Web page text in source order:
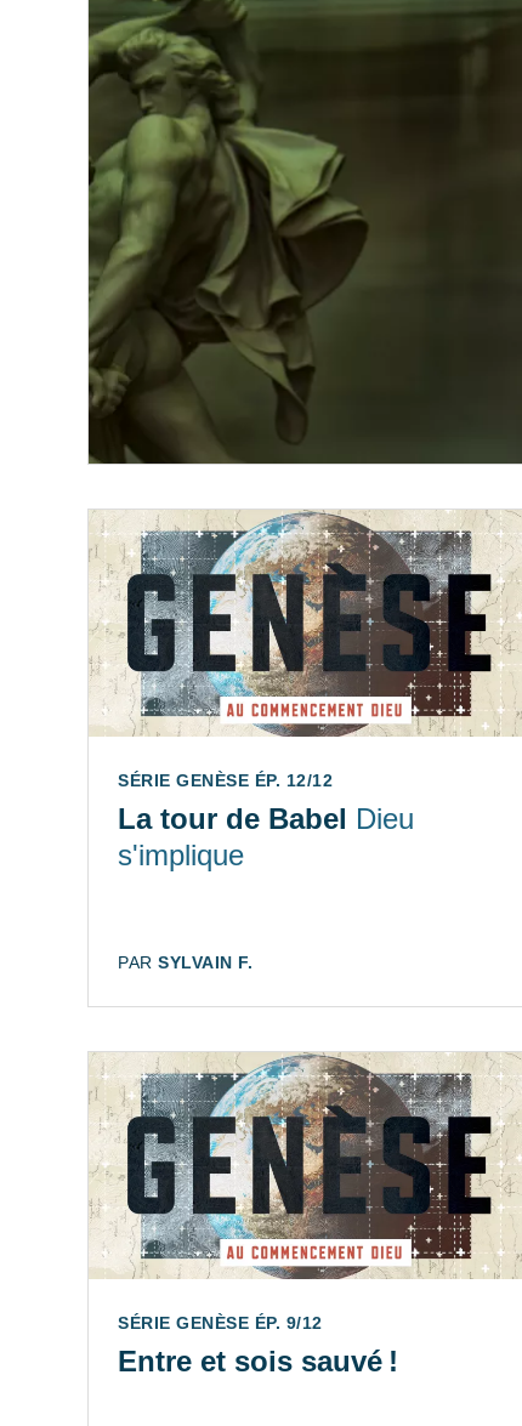
SÉRIE GENÈSE ÉP. 12/12
La tour de Babel Dieu
s'implique
AUTEUR:
PAR SYLVAIN F.
SÉRIE GENÈSE ÉP. 9/12
Entre et sois sauvé !